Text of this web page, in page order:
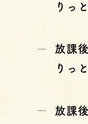
りっ
放課
りっ
放課